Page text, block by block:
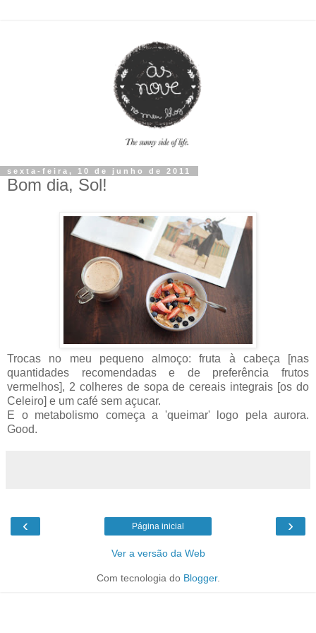
sexta-feira, 10 de junho de 2011
Bom dia, Sol!
Trocas no meu pequeno almoço: fruta à cabeça [nas
quantidades recomendadas e de preferência frutos
vermelhos], 2 colheres de sopa de cereais integrais [os do
Celeiro] e um café sem açucar.
E o metabolismo começa a 'queimar' logo pela aurora.
Good.
‹ ›
Página inicial
Ver a versão da Web
Com tecnologia do Blogger.